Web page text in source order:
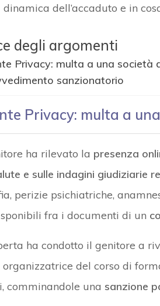
dinamica dell’accaduto e in
degli argomenti
Privacy: multa a una società
sanzionatorio
Privacy: multa a
ha rilevato la presenza
e sulle indagini giudiziarie
perizie psichiatriche,
fra i documenti di un
ha condotto il genitore a
organizzatrice del corso di
comminandole una sanzione